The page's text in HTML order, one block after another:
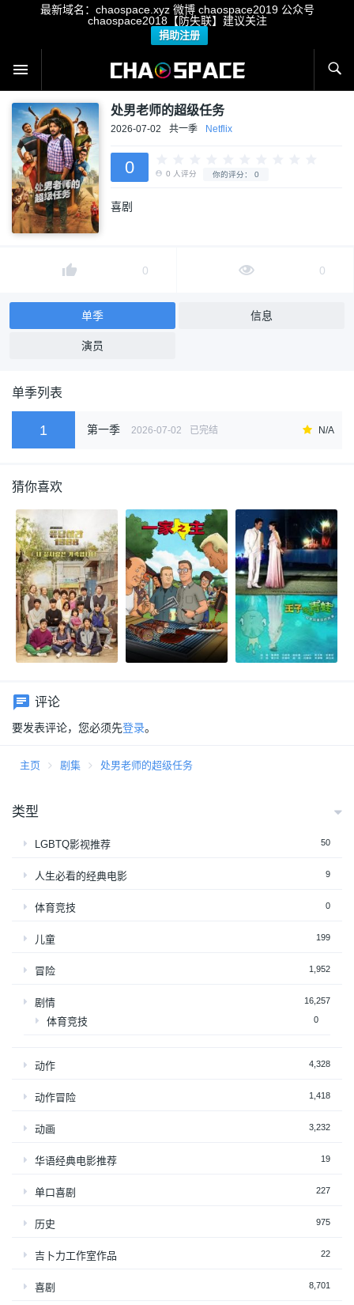
最新域名：chaospace.xyz 微博 chaospace2019 公众号
chaospace2018【防失联】建议关注
捐助注册
处男老师的超级任务
2026-07-02 共一季 Netflix
喜剧
0 0
单季 信息
演员
单季列表
1 第一季 2026-07-02 已完结 N/A
猜你喜欢
评论
要发表评论，您必须先登录。
主页 剧集 处男老师的超级任务
类型
LGBTQ影视推荐 50
人生必看的经典电影 9
体育竞技 0
儿童 199
冒险 1,952
剧情 16,257
体育竞技 0
动作 4,328
动作冒险 1,418
动画 3,232
华语经典电影推荐 19
单口喜剧 227
历史 975
吉卜力工作室作品 22
喜剧 8,701